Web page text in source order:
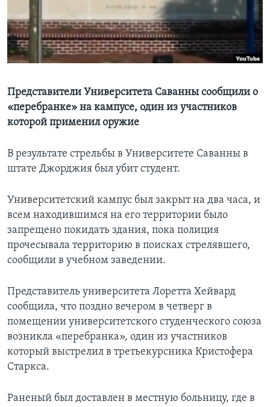
Learning English
СОЦИАЛЬНЫЕ СЕТИ
Языки
Представители Университета Саванны сообщили о
«перебранке» на кампусе, один из участников
которой применил оружие
В результате стрельбы в Университете Саванны в
штате Джорджия был убит студент.
Университетский кампус был закрыт на два часа, и
всем находившимся на его территории было
запрещено покидать здания, пока полиция
прочесывала территорию в поисках стрелявшего,
сообщили в учебном заведении.
Представитель университета Лоретта Хейвард
сообщила, что поздно вечером в четверг в
помещении университетского студенческого союза
возникла «перебранка», один из участников
который выстрелил в третьекурсника Кристофера
Старкса.
Раненый был доставлен в местную больницу, где в